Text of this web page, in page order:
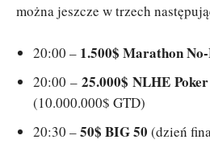
można jeszcze w trzech
20:00 – 1.500$ Marathon
20:00 – 25.000$ NLHE
(10.000.000$ GTD)
20:30 –50$ BIG 50 (dzień